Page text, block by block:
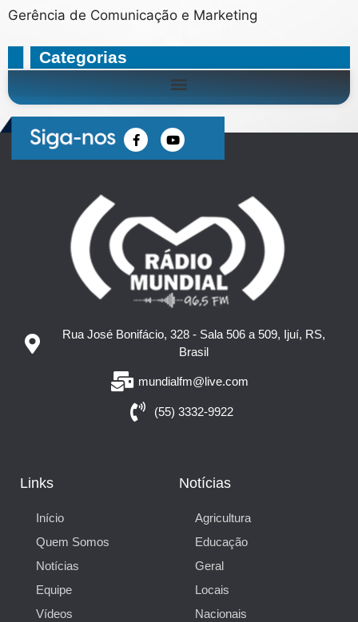
Gerência de Comunicação e Marketing
Categorias
Rua José Bonifácio, 328 - Sala 506 a 509, Ijuí, RS,
Brasil
mundialfm@live.com
(55) 3332-9922
Links
Início
Quem Somos
Notícias
Equipe
Vídeos
Notícias
Agricultura
Educação
Geral
Locais
Nacionais